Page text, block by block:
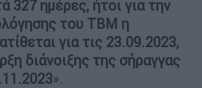
327 ημέρες, ήτοι για την
του ΤΒΜ η
για τις 23.09.2023,
διάνοιξης της σήραγγας
».